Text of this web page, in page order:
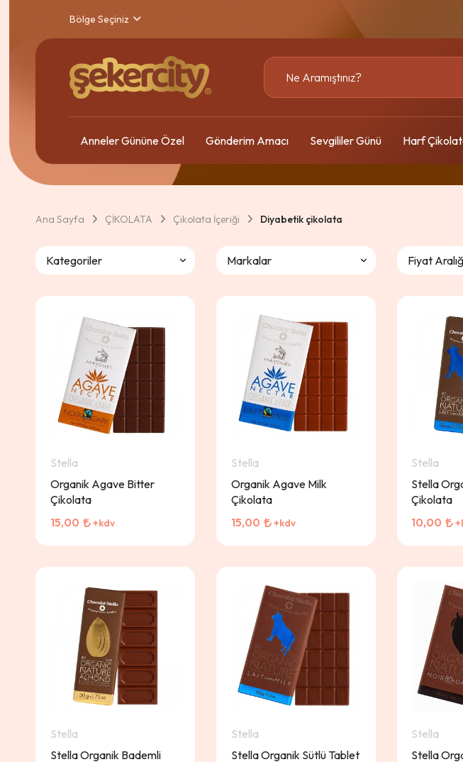
Bölge Seçiniz
Anneler Gününe Özel Gönderim Amacı Sevgililer Günü Harf
Ana Sayfa ÇİKOLATA Çikolata İçeriği Diyabetik çikolata
Kategoriler Markalar Fiyat
Stella
Organik Agave Bitter
Çikolata
15,00
+kdv
Stella
Organik Agave Milk
Çikolata
15,00
+kdv
Stella
Stella
Çikolata
10,00
Stella
Stella Organik Bademli
Stella
Stella Organik Sütlü Tablet
Stella
Stella